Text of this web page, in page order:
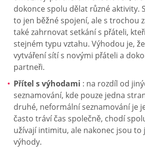
dokonce spolu dělat různé aktivity.
to jen běžné spojení, ale s trochou
také zahrnovat setkání s přáteli,
stejném typu vztahu. Výhodou je,
vytváření sítí s novými přáteli a
partneři.
Přítel s výhodami : na rozdíl od
seznamování, kde pouze jedna
druhé, neformální seznamování je
často tráví čas společně, chodí
užívají intimitu, ale nakonec jsou to
výhody.